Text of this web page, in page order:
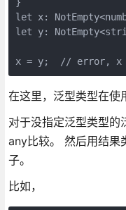
let x:
let y:
在这里，泛型类型在使
对于没指定泛型类型的
any比较。 然后用结果
子。
比如，